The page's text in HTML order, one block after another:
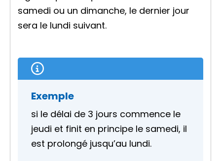
samedi ou un dimanche, le dernier jour
sera le lundi suivant.
Exemple
si le délai de 3 jours commence le
jeudi et finit en principe le samedi, il
est prolongé jusqu’au lundi.